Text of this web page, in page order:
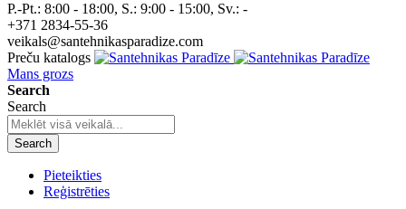
P.-Pt.: 8:00 - 18:00, S.: 9:00 - 15:00, Sv.: -
+371 2834-55-36
veikals@santehnikasparadize.com
Preču katalogs
Mans grozs
Search
Search
Search
Pieteikties
Reģistrēties